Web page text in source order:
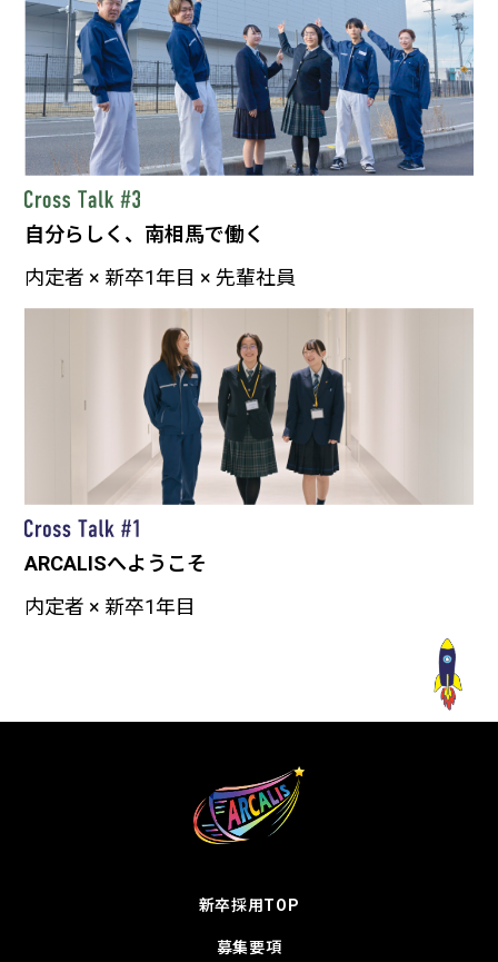
自分らしく、南相馬で働く
内定者 × 新卒1年目 × 先輩社員
ARCALISへようこそ
内定者 × 新卒1年目
新卒採用TOP
募集要項